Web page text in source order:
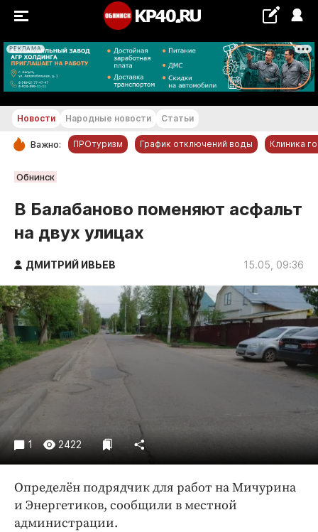
РЕКЛАМА
+16...+17 °С
РУБРИКИ
Обнинск
Статьи
Народные новости
Авто и транспорт
Благоустройство
Криминал
Культура
Недвижимость и ЖКХ
Образование
Погода
Праздники
Спорт
Экономика и бизнес
Новости Народные новости Статьи
Важно: ПРОтуризм График отключений воды Клиника
Обнинск
В Балабаново поменяют асфальт
на двух улицах
ДМИТРИЙ ИВЬЕВ 15.05, 09:36
1 2422
Определён подрядчик для работ на Мичурина
и Энергетиков, сообщили в местной
администрации.